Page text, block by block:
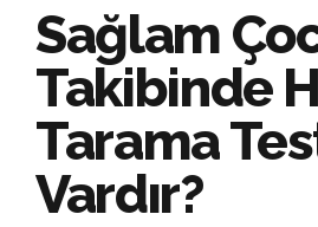
Sağlam
Takibinde
Tarama
Vardır?